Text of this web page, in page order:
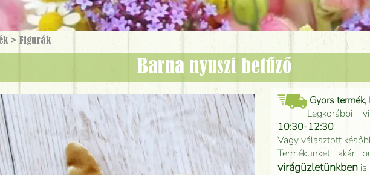
> Figurák
barna nyuszi betűző
Gyors
Legkorábbi
10:30-12:30
Vagy választott
Termékünket akár
virágüzletünkben is